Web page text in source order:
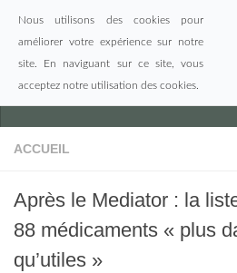
Skip to content
ACCUEIL
Après le Mediator : la
88 médicaments « plus
qu’utiles »
Nous utilisons des cookies pour
améliorer votre expérience sur notre
site. En naviguant sur ce site, vous
acceptez notre utilisation des cookies.